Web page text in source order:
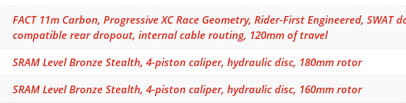
FACT 11m Carbon, Progressive XC Race Geometry, Rider-First Engineered,
compatible rear dropout, internal cable routing, 120mm of travel
SRAM Level Bronze Stealth, 4-piston caliper, hydraulic disc, 180mm rotor
SRAM Level Bronze Stealth, 4-piston caliper, hydraulic disc, 160mm rotor